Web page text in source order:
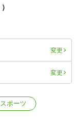
変更
変更
スポーツ